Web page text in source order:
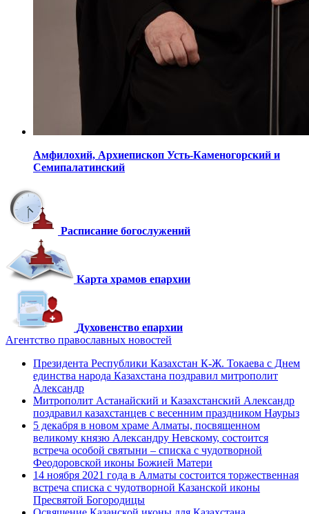
Амфилохий, Архиепископ Усть-Каменогорский и
Семипалатинский
Расписание богослужений
Карта храмов епархии
Духовенство епархии
Агентство православных новостей
Президента Республики Казахстан К-Ж. Токаева с Днем
единства народа Казахстана поздравил митрополит
Александр
Митрополит Астанайский и Казахстанский Александр
поздравил казахстанцев с весенним праздником Наурыз
5 декабря в новом храме Алматы, посвященном
великому князю Александру Невскому, состоится
встреча особой святыни – списка с чудотворной
Феодоровской иконы Божией Матери
14 ноября 2021 года в Алматы состоится торжественная
встреча списка с чудотворной Казанской иконы
Пресвятой Богородицы